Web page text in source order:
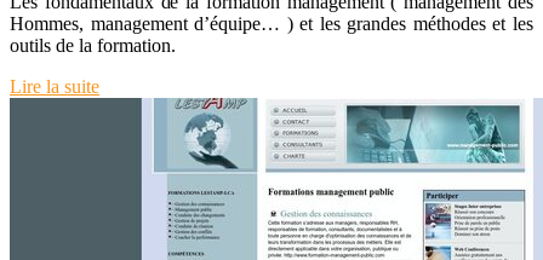
Hommes, management d’équipe… ) et les grandes méthodes et les
outils de la formation.
Lire la suite